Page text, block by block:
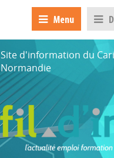
Menu
Site d'information du
Normandie